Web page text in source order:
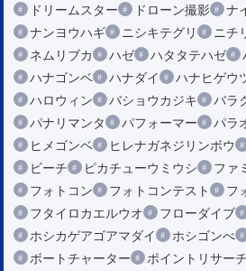
ドリームスター
ドローン撮影 ナ
ナンヨウハギ
ニシキテグリ
ニチ
ネムリブカ
ハゼ ハタタテハゼ
ハナゴンベ
ハナダイ ハナヒゲウ
ハロウィン
バショウカジキ バラ
パナリマンタ
パフォーマー パラ
ヒメゴンベ
ヒレナガネジリンボウ
ビーチ
ピカチューウミウシ ファ
フォトコン
フォトコンテスト
フ
フタイロカエルウオ
フローダイブ
ホシカゲアゴアマダイ
ホシゴンべ
ボートチャーター
ポイントリサーチ